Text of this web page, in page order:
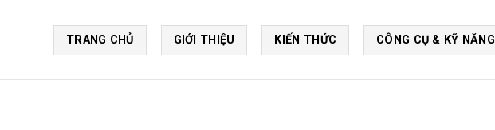
TRANG CHỦ GIỚI THIỆU KIẾN THỨC CÔNG CỤ & KỸ NĂNG